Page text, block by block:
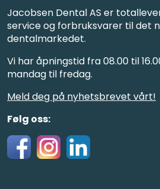
Jacobsen Dental AS er
service og forbruksvarer til det
dentalmarkedet.
Vi har åpningstid fra 08.00 til
mandag til fredag.
Meld deg på nyhetsbrevet vårt!
Følg oss: